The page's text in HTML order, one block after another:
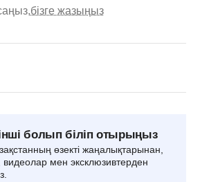
бізге жазыңыз
болып біліп отырыңыз
өзекті жаңалықтарынан,
видеолар мен эксклюзивтерден